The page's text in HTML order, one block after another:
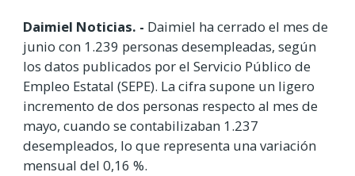
Daimiel Noticias. - Daimiel ha cerrado el mes de
junio con 1.239 personas desempleadas, según
los datos publicados por el Servicio Público de
Empleo Estatal (SEPE). La cifra supone un ligero
incremento de dos personas respecto al mes de
mayo, cuando se contabilizaban 1.237
desempleados, lo que representa una variación
mensual del 0,16 %.